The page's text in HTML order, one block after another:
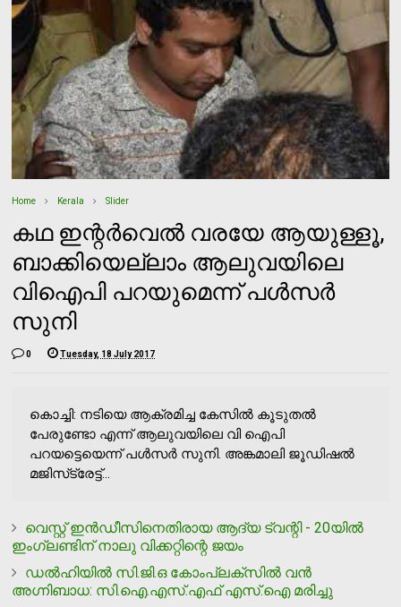
Home Kerala Slider
കഥ ഇന്റര്‍വെല്‍ വരയേ ആയുള്ളൂ,
ബാക്കിയെല്ലാം ആലുവയിലെ
വിഐപി പറയുമെന്ന് പള്‍സര്‍
സുനി
0 Tuesday, 18 July 2017
കൊച്ചി: നടിയെ ആക്രമിച്ച കേസില്‍ കൂടുതല്‍
പേരുണ്ടോ എന്ന് ആലുവയിലെ വി ഐപി
പറയട്ടെയെന്ന് പള്‍സര്‍ സുനി. അങ്കമാലി ജൂഡിഷല്‍
മജിസ്‌ട്രേട്ട്...
വെസ്റ്റ് ഇന്‍ഡീസിനെതിരായ ആദ്യ ട്വന്റി - 20യില്‍
ഇംഗ്ലണ്ടിന് നാലു വിക്കറ്റിന്റെ ജയം
ഡല്‍ഹിയില്‍ സി.ജി.ഒ കോംപ്ലക്‌സില്‍ വന്‍
അഗ്നിബാധ: സി.ഐ.എസ്.എഫ് എസ്.ഐ മരിച്ചു